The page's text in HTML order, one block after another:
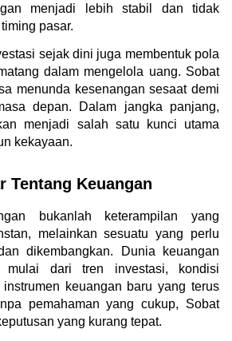
menjadi lebih stabil dan tidak
pasar.
sejak dini juga membentuk pola
dalam mengelola uang. Sobat
menunda kesenangan sesaat demi
depan. Dalam jangka panjang,
menjadi salah satu kunci utama
kekayaan.
Tentang Keuangan
bukanlah keterampilan yang
melainkan sesuatu yang perlu
dikembangkan. Dunia keuangan
mulai dari tren investasi, kondisi
keuangan baru yang terus
pemahaman yang cukup, Sobat
yang kurang tepat.